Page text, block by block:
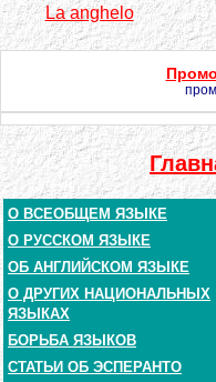
La anghelo
О ВСЕОБЩЕМ ЯЗЫКЕ
О РУССКОМ ЯЗЫКЕ
ОБ АНГЛИЙСКОМ ЯЗЫКЕ
О ДРУГИХ НАЦИОНАЛЬНЫХ
ЯЗЫКАХ
БОРЬБА ЯЗЫКОВ
СТАТЬИ ОБ ЭСПЕРАНТО